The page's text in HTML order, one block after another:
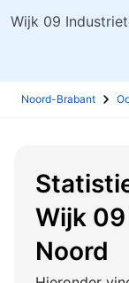
Wijk 09
Noord-Brabant
Wijk
Noord